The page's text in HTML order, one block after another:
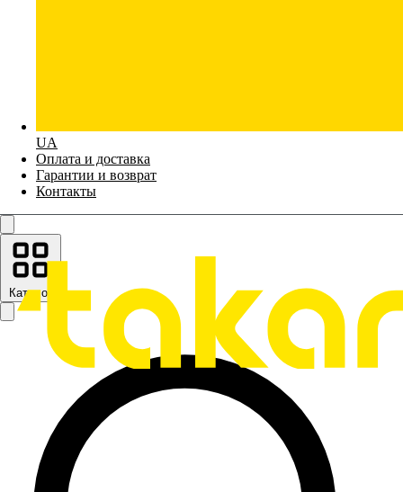
UA
Оплата и доставка
Гарантии и возврат
Контакты
Каталог